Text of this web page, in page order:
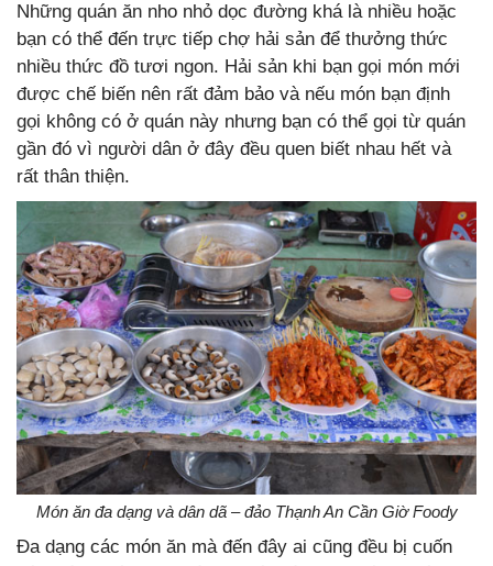
Những quán ăn nho nhỏ dọc đường khá là nhiều hoặc
bạn có thể đến trực tiếp chợ hải sản để thưởng thức
nhiều thức đồ tươi ngon. Hải sản khi bạn gọi món mới
được chế biến nên rất đảm bảo và nếu món bạn định
gọi không có ở quán này nhưng bạn có thể gọi từ quán
gần đó vì người dân ở đây đều quen biết nhau hết và
rất thân thiện.
Món ăn đa dạng và dân dã – đảo Thạnh An Cần Giờ Foody
Đa dạng các món ăn mà đến đây ai cũng đều bị cuốn